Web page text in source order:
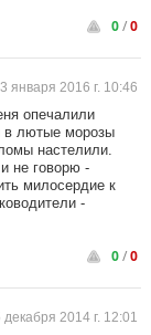
0/0
января 2016 г. 10:46
опечалили
в лютые морозы
настелили.
не говорю -
милосердие к
-
0/0
декабря 2014 г. 12:01